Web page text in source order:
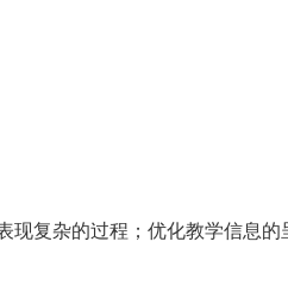
现复杂的过程；优化教学信息